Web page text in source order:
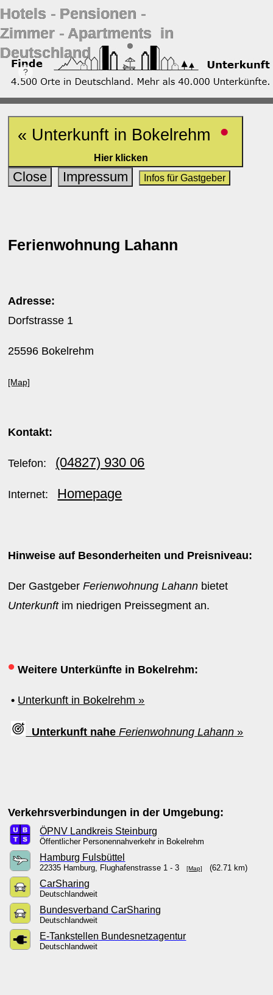
Hotels ‐ Pensionen ‐
Zimmer ‐ Apartments in
Deutschland
« Unterkunft in Bokelrehm •
Hier klicken
Close Impressum Infos für Gastgeber
Ferienwohnung Lahann
Adresse:
Dorfstrasse 1
25596 Bokelrehm
[Map]
Kontakt:
Telefon: (04827) 930 06
Internet: Homepage
Hinweise auf Besonderheiten und Preisniveau:
Der GastgeberFerienwohnung Lahann bietet
Unterkunftim niedrigen Preissegment an.
• Weitere Unterkünfte in Bokelrehm:
• Unterkunft in Bokelrehm »
Unterkunft nahe Ferienwohnung Lahann »
Verkehrsverbindungen in der Umgebung:
ÖPNV Landkreis Steinburg
Öffentlicher Personennahverkehr in Bokelrehm
Hamburg Fulsbüttel
22335 Hamburg, Flughafenstrasse 1 - 3[Map] (62.71 km)
CarSharing
Deutschlandweit
Bundesverband CarSharing
Deutschlandweit
E-Tankstellen Bundesnetzagentur
Deutschlandweit